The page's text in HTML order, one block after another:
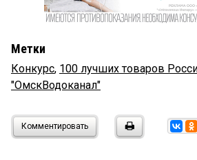
Метки
Конкурс, 100 лучших товаров
"ОмскВодоканал"
Комментировать